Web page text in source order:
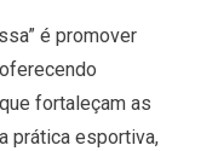
é promover
fortaleçam as
prática esportiva,